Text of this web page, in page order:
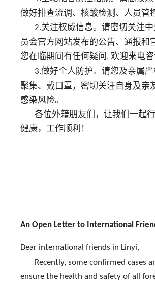
做好排查流调、核酸检测、人员管
2.关注权威信息。请密切关注
员会官方网站发布的公告、通报
您在临期间有任何疑问 , 欢迎来电咨
3.做好个人防护。请您及亲属
聚集、戴口罩，密切关注自身及亲
感染风险。
各位外籍朋友们，让我们一起
健康，工作顺利！
An Open Letter to International
Dear international friends in Linyi,
Recently, some confirmed cases
ensure the health and safety of all